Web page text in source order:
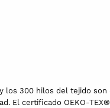
los 300 hilos del tejido
El certificado OEKO-